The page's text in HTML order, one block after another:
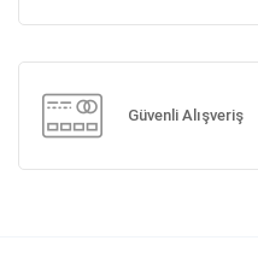
Güvenli Alışveriş